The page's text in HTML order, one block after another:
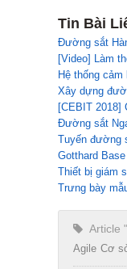
Tin Bài
Đường sắt
[Video] Làm
Hệ thống
Xây dựng
[CEBIT 2018]
Đường sắt
Tuyến đường
Gotthard
Thiết bị giám
Trưng bày
Article
Agile Cơ